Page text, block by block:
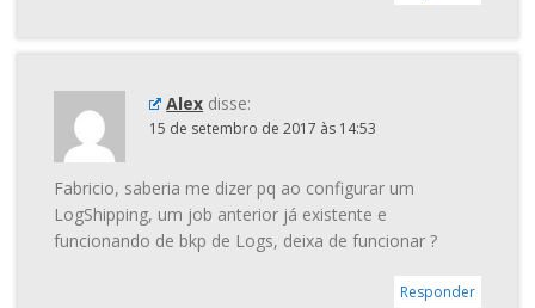
Alex disse:
15 de setembro de 2017 às 14:53
Fabricio, saberia me dizer pq ao configurar um
LogShipping, um job anterior já existente e
funcionando de bkp de Logs, deixa de funcionar ?
Responder